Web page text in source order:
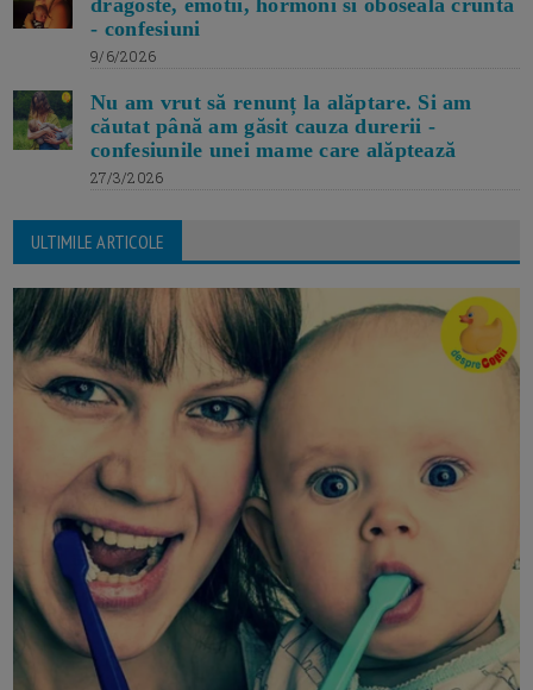
dragoste, emotii, hormoni si oboseala crunta
- confesiuni
9/6/2026
Nu am vrut să renunț la alăptare. Si am
căutat până am găsit cauza durerii -
confesiunile unei mame care alăptează
27/3/2026
ULTIMILE ARTICOLE